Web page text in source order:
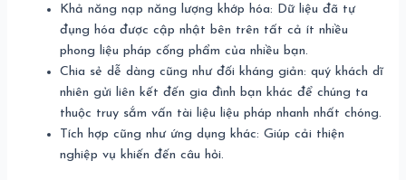
Khả năng nạp năng lượng khớp hóa: Dữ liệu đã tự
đụng hóa được cập nhật bên trên tất cả ít nhiều
phong liệu pháp cống phẩm của nhiều bạn.
Chia sẻ dễ dàng cũng như đối kháng giản: quý khách dĩ
nhiên gửi liên kết đến gia đình bạn khác để chúng ta
thuộc truy sắm vấn tài liệu liệu pháp nhanh nhất chóng.
Tích hợp cũng như ứng dụng khác: Giúp cải thiện
nghiệp vụ khiến đến câu hỏi.